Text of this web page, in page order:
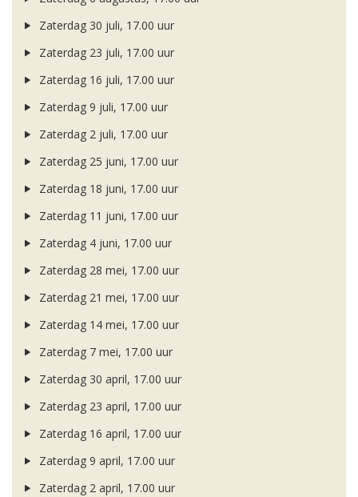
Zaterdag 30 juli, 17.00 uur
Zaterdag 23 juli, 17.00 uur
Zaterdag 16 juli, 17.00 uur
Zaterdag 9 juli, 17.00 uur
Zaterdag 2 juli, 17.00 uur
Zaterdag 25 juni, 17.00 uur
Zaterdag 18 juni, 17.00 uur
Zaterdag 11 juni, 17.00 uur
Zaterdag 4 juni, 17.00 uur
Zaterdag 28 mei, 17.00 uur
Zaterdag 21 mei, 17.00 uur
Zaterdag 14 mei, 17.00 uur
Zaterdag 7 mei, 17.00 uur
Zaterdag 30 april, 17.00 uur
Zaterdag 23 april, 17.00 uur
Zaterdag 16 april, 17.00 uur
Zaterdag 9 april, 17.00 uur
Zaterdag 2 april, 17.00 uur